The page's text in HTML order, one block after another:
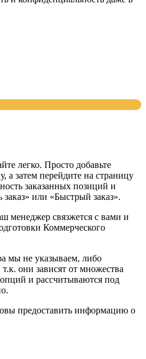
легко. Просто добавьте
а затем перейдите на страницу
заказанных позиций и
или «Быстрый заказ».
менеджер связжется с вами и
Коммерческого
мы не указываем, либо
они зависят от множества
и рассчитываются под
предоставить информацию о